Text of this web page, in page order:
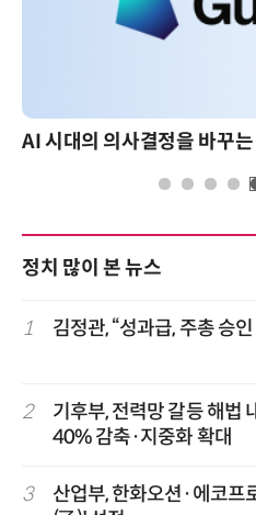
정치 많이 본 뉴스
1 김정관, “성과급, 주총 승
2
기후부, 전력망 갈등 해법
40% 감축·지중화 확대
3
산업부, 한화오션·에코프